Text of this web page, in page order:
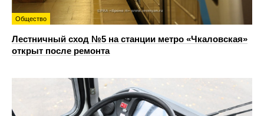
Общество
Лестничный сход №5 на станции метро «Чкаловская»
открыт после ремонта